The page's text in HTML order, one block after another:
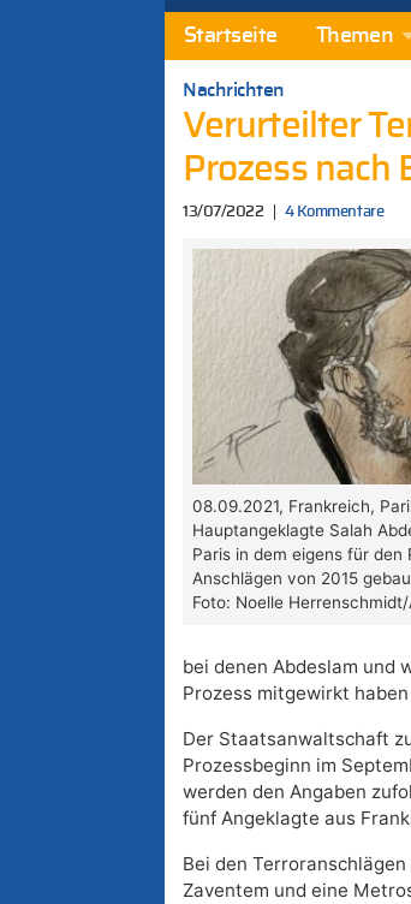
Startseite Themen
Nachrichten
Verurteilter
Prozess
13/07/2022 4 Kommentare
08.09.2021, Frankreich,
Hauptangeklagte Salah
Paris in dem eigens für den
Anschlägen von 2015
Foto: Noelle
bei denen Abdeslam und
Prozess mitgewirkt
Der Staatsanwaltschaft
Prozessbeginn im
werden den Angaben
fünf Angeklagte aus
Bei den
Zaventem und eine